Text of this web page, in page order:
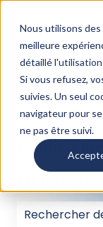
Nous utilisons
meilleure
détaillé l'
Si vous refusez,
suivies. Un seul
navigateur pour
ne pas être suivi.
Logiciels
nous